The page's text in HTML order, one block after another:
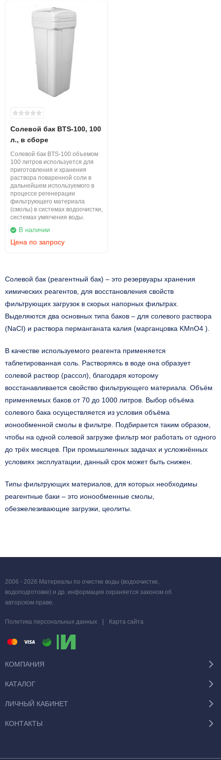
Солевой бак BTS-100, 100
л., в сборе
Солевой бак BTS-100 объемом
100 литров используется для
приготовления и хранения
раствора поваренной соли в
дальнейшем используемого в
процессе регенерации
фильтрующего материала
(смолы) в системах водоочистки,
системах умягчения воды.
В наличии
Цена по запросу
Солевой бак (реагентный бак) – это резервуары хранения
химических реагентов, для восстановления свойств
фильтрующих загрузок в скорых напорных фильтрах.
Выделяются два основных типа баков – для солевого раствора
(NaCI) и раствора перманганата калия (марганцовка KMnO4 ).
В качестве используемого реагента применяется
таблетированная соль. Растворяясь в воде она образует
солевой раствор (рассол), благодаря которому
восстанавливается свойство фильтрующего материала. Объём
применяемых баков от 70 до 1000 литров. Выбор объёма
солевого бака осуществляется из условия объёма
ионообменной смолы в фильтре. Подбирается таким образом,
чтобы на одной солевой загрузке фильтр мог работать от одного
до трёх месяцев. При промышленных задачах и усложнённых
условиях эксплуатации, данный срок может быть снижен.
Типы фильтрующих материалов, для которых необходимы
реагентные баки – это ионообменные смолы,
обезжелезивающие загрузки, цеолиты.
2006 - 2026 Материалы по очистке воды (водоочистке,
водоподготовке) и др. информация охраняется законом об
авторском праве.
Политика персональных данных | Карта сайта
КОМПАНИЯ
КАТАЛОГ
ЛИЧНЫЙ КАБИНЕТ
КОНТАКТЫ